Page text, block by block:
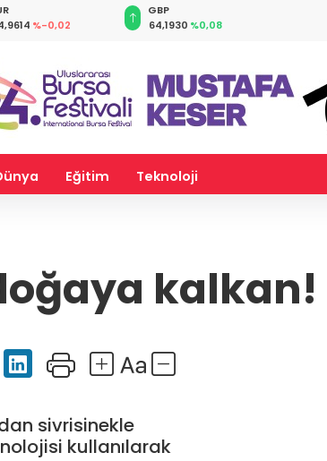
%0,08
CHF
58,6690 %0,19
Eğitim Teknoloji
kalkan!
sivrisinekle
kullanılarak